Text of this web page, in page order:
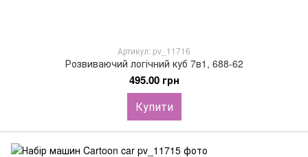
Артикул: pv_11716
Розвиваючий логічний куб 7в1, 688-62
495.00 грн
Купити